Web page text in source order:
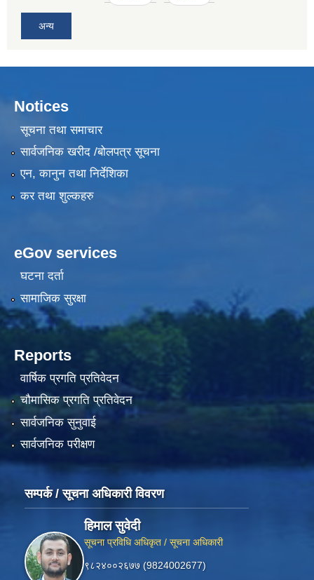
अन्य
Notices
सूचना तथा समाचार
सार्वजनिक खरीद /बोलपत्र सूचना
एन, कानुन तथा निर्देशिका
कर तथा शुल्कहरु
eGov services
घटना दर्ता
सामाजिक सुरक्षा
Reports
वार्षिक प्रगति प्रतिवेदन
चौमासिक प्रगति प्रतिवेदन
सार्वजनिक सुनुवाई
सार्वजनिक परीक्षण
सम्पर्क / सूचना अधिकारी विवरण
हिमाल सुवेदी
सूचना प्रविधि अधिकृत / सूचना अधिकारी
९८२४००२६७७ (9824002677)